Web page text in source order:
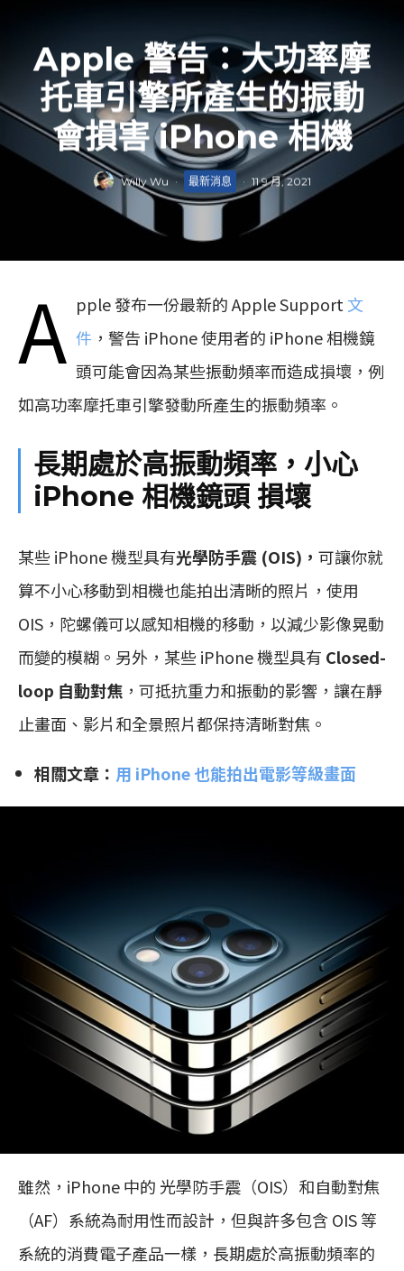
Apple 警告：大功率摩
托車引擎所產生的振動
會損害 iPhone 相機
Willy Wu · 最新消息 · 11 9 月, 2021
A pple 發布一份最新的 Apple Support文
件 ，警告 iPhone 使用者的 iPhone 相機鏡
頭可能會因為某些振動頻率而造成損壞，例
如高功率摩托車引擎發動所產生的振動頻率。
長期處於高振動頻率，小心
iPhone 相機鏡頭 損壞
某些 iPhone 機型具有光學防手震 (OIS)， 可讓你就
算不小心移動到相機也能拍出清晰的照片，使用
OIS，陀螺儀可以感知相機的移動，以減少影像晃動
而變的模糊。另外，某些 iPhone 機型具有 Closed-
loop 自動對焦 ，可抵抗重力和振動的影響，讓在靜
止畫面、影片和全景照片都保持清晰對焦。
相關文章： 用 iPhone 也能拍出電影等級畫面
雖然，iPhone 中的 光學防手震（OIS）和自動對焦
（AF）系統為耐用性而設計，但與許多包含 OIS 等
系統的消費電子產品一樣，長期處於高振動頻率的